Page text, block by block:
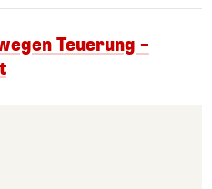
Teuerung –